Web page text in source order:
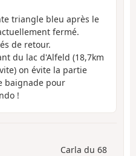
triangle bleu après le
fermé.
de retour.
du lac d'Alfeld (18,7km
on évite la partie
baignade pour
!
Carla du 68